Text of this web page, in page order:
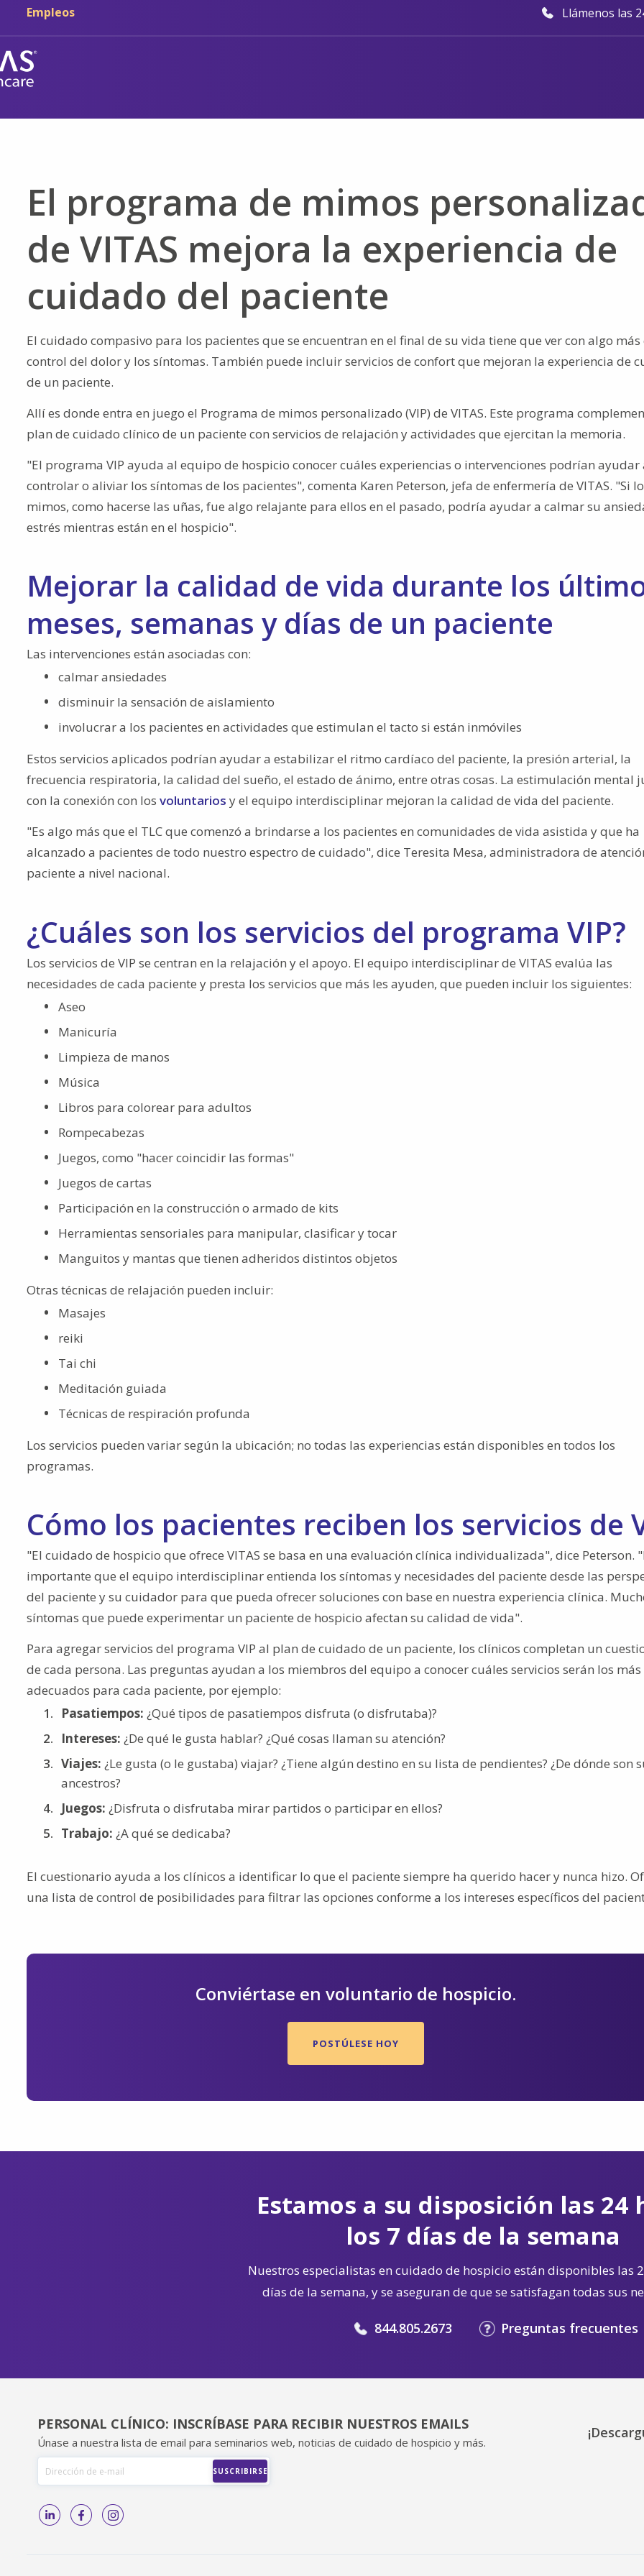
Ir al contenido principal
Ir a navegación
Empleos Llámenos las
El programa de mimos
de VITAS mejora la experiencia de
cuidado del paciente
El cuidado compasivo para los pacientes que se encuentran en el final de su vida tiene que ver con algo más
control del dolor y los síntomas. También puede incluir servicios de confort que mejoran la experiencia de
de un paciente.
Allí es donde entra en juego el Programa de mimos personalizado (VIP) de VITAS. Este programa
plan de cuidado clínico de un paciente con servicios de relajación y actividades que ejercitan la memoria.
"El programa VIP ayuda al equipo de hospicio conocer cuáles experiencias o intervenciones podrían ayudar
controlar o aliviar los síntomas de los pacientes", comenta Karen Peterson, jefa de enfermería de VITAS. "Si
mimos, como hacerse las uñas, fue algo relajante para ellos en el pasado, podría ayudar a calmar su
estrés mientras están en el hospicio".
Mejorar la calidad de vida durante los
meses, semanas y días de un paciente
Las intervenciones están asociadas con:
calmar ansiedades
disminuir la sensación de aislamiento
involucrar a los pacientes en actividades que estimulan el tacto si están inmóviles
Estos servicios aplicados podrían ayudar a estabilizar el ritmo cardíaco del paciente, la presión arterial, la
frecuencia respiratoria, la calidad del sueño, el estado de ánimo, entre otras cosas. La estimulación mental
con la conexión con los voluntarios y el equipo interdisciplinar mejoran la calidad de vida del paciente.
"Es algo más que el TLC que comenzó a brindarse a los pacientes en comunidades de vida asistida y que ha
alcanzado a pacientes de todo nuestro espectro de cuidado", dice Teresita Mesa, administradora de
paciente a nivel nacional.
¿Cuáles son los servicios del programa VIP?
Los servicios de VIP se centran en la relajación y el apoyo. El equipo interdisciplinar de VITAS evalúa las
necesidades de cada paciente y presta los servicios que más les ayuden, que pueden incluir los siguientes:
Aseo
Manicuría
Limpieza de manos
Música
Libros para colorear para adultos
Rompecabezas
Juegos, como "hacer coincidir las formas"
Juegos de cartas
Participación en la construcción o armado de kits
Herramientas sensoriales para manipular, clasificar y tocar
Manguitos y mantas que tienen adheridos distintos objetos
Otras técnicas de relajación pueden incluir:
Masajes
reiki
Tai chi
Meditación guiada
Técnicas de respiración profunda
Los servicios pueden variar según la ubicación; no todas las experiencias están disponibles en todos los
programas.
Cómo los pacientes reciben los servicios de
"El cuidado de hospicio que ofrece VITAS se basa en una evaluación clínica individualizada", dice Peterson.
importante que el equipo interdisciplinar entienda los síntomas y necesidades del paciente desde las
del paciente y su cuidador para que pueda ofrecer soluciones con base en nuestra experiencia clínica.
síntomas que puede experimentar un paciente de hospicio afectan su calidad de vida".
Para agregar servicios del programa VIP al plan de cuidado de un paciente, los clínicos completan un
de cada persona. Las preguntas ayudan a los miembros del equipo a conocer cuáles servicios serán los más
adecuados para cada paciente, por ejemplo:
Pasatiempos: ¿Qué tipos de pasatiempos disfruta (o disfrutaba)?
Intereses: ¿De qué le gusta hablar? ¿Qué cosas llaman su atención?
Viajes: ¿Le gusta (o le gustaba) viajar? ¿Tiene algún destino en su lista de pendientes? ¿De dónde son
ancestros?
Juegos: ¿Disfruta o disfrutaba mirar partidos o participar en ellos?
Trabajo: ¿A qué se dedicaba?
El cuestionario ayuda a los clínicos a identificar lo que el paciente siempre ha querido hacer y nunca hizo.
una lista de control de posibilidades para filtrar las opciones conforme a los intereses específicos del
Conviértase en voluntario de hospicio.
POSTÚLESE HOY
Estamos a su disposición las 24
los 7 días de la semana
Nuestros especialistas en cuidado de hospicio están disponibles las
días de la semana, y se aseguran de que se satisfagan todas sus
844.805.2673 Preguntas frecuentes
PERSONAL CLÍNICO: INSCRÍBASE PARA RECIBIR NUESTROS EMAILS
Únase a nuestra lista de email para seminarios web, noticias de cuidado de hospicio y más.